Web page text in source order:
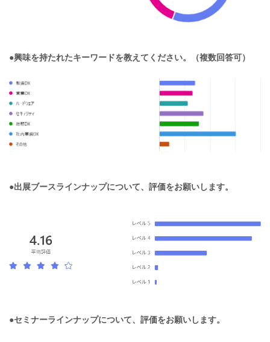
●興味を持たれたキーワードを教えてください。（複数回答可）
●出展ブースラインナップについて、評価をお願いします。
●セミナーラインナップについて、評価をお願いします。